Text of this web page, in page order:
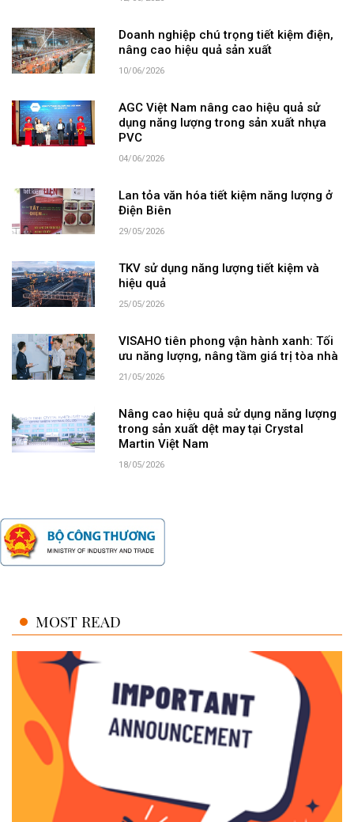
Doanh nghiệp chú trọng tiết kiệm điện,
nâng cao hiệu quả sản xuất
10/06/2026
AGC Việt Nam nâng cao hiệu quả sử
dụng năng lượng trong sản xuất nhựa
PVC
04/06/2026
Lan tỏa văn hóa tiết kiệm năng lượng ở
Điện Biên
29/05/2026
TKV sử dụng năng lượng tiết kiệm và
hiệu quả
25/05/2026
VISAHO tiên phong vận hành xanh: Tối
ưu năng lượng, nâng tầm giá trị tòa nhà
21/05/2026
Nâng cao hiệu quả sử dụng năng lượng
trong sản xuất dệt may tại Crystal
Martin Việt Nam
18/05/2026
MOST READ